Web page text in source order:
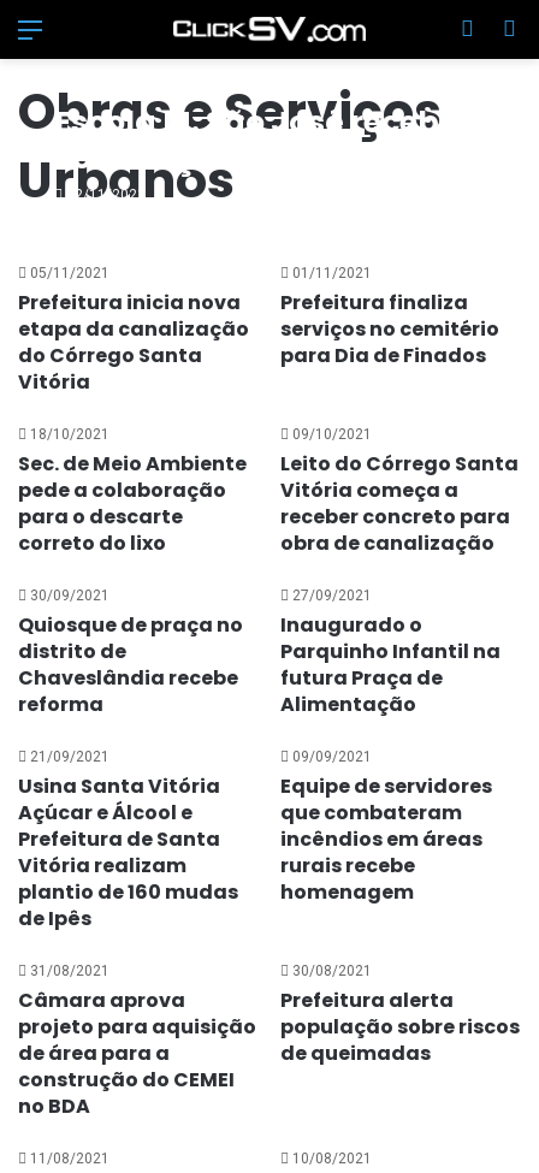
Obras e Serviços
Urbanos
Escola M. São José recebe
construção de novo bloco
educacional
22/11/2021
05/11/2021
Prefeitura inicia nova
etapa da canalização
do Córrego Santa
Vitória
01/11/2021
Prefeitura finaliza
serviços no cemitério
para Dia de Finados
18/10/2021
Sec. de Meio Ambiente
pede a colaboração
para o descarte
correto do lixo
09/10/2021
Leito do Córrego Santa
Vitória começa a
receber concreto para
obra de canalização
30/09/2021
Quiosque de praça no
distrito de
Chaveslândia recebe
reforma
27/09/2021
Inaugurado o
Parquinho Infantil na
futura Praça de
Alimentação
21/09/2021
Usina Santa Vitória
Açúcar e Álcool e
Prefeitura de Santa
Vitória realizam
plantio de 160 mudas
de Ipês
09/09/2021
Equipe de servidores
que combateram
incêndios em áreas
rurais recebe
homenagem
31/08/2021
Câmara aprova
projeto para aquisição
de área para a
construção do CEMEI
no BDA
30/08/2021
Prefeitura alerta
população sobre riscos
de queimadas
11/08/2021 10/08/2021